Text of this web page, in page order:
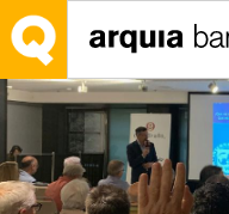
Saltar al contenido